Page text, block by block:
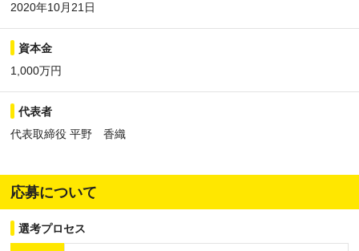
2020年10月21日
資本金
1,000万円
代表者
代表取締役 平野 香織
応募について
選考プロセス